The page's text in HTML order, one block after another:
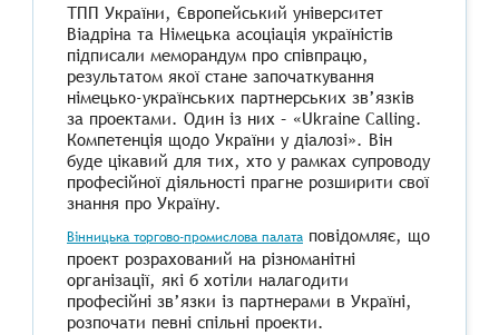
ТПП України, Європейський університет
Віадріна та Німецька асоціація україністів
підписали меморандум про співпрацю,
результатом якої стане започаткування
німецько-українських партнерських зв’язків
за проектами. Один із них – «Ukraine Calling.
Компетенція щодо України у діалозі». Він
буде цікавий для тих, хто у рамках супроводу
професійної діяльності прагне розширити свої
знання про Україну.
Вінницька торгово-промислова палата повідомляє, що
проект розрахований на різноманітні
організації, які б хотіли налагодити
професійні зв’язки із партнерами в Україні,
розпочати певні спільні проекти.